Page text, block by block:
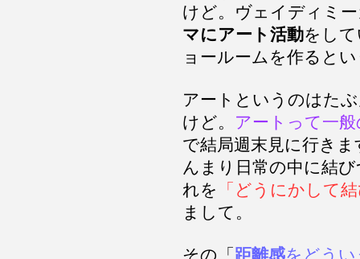
けど。ヴェイディミ
マにアート活動をし
ョールームを作ると
アートというのはた
けど。 アートって一
で結局週末見に行き
んまり日常の中に結
れを
「どうにかして
まして。
その「 距離感をどう